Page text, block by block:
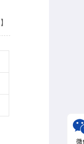
】
微